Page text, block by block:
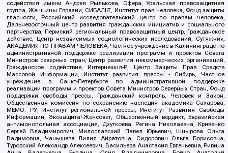
содействия имени Андрея Рылькова, Сфера, Уральская правозащитная
группа, Женщины Евразии, СИБАЛЬТ, Институт прав человека, Фонд защиты
гласности, Российский исследовательский центр по правам человека,
Дальневосточный центр развития гражданских инициатив и социального
партнерства, Пермский региональный правозащитный центр, Гражданское
действие, Центр независимых социологических исследований, Сутяжник,
АКАДЕМИЯ ПО ПРАВАМ ЧЕЛОВЕКА, Частное учреждение в Калининграде по
административной поддержке реализации программ и проектов Совета
Министров северных стран, Центр развития некоммерческих организаций,
Гражданское содействие, Интернешнл-Р, Центр Защиты Прав Средств
Массовой Информации, Институт развития прессы - Сибирь, Частное
учреждение в Санкт-Петербурге по административной поддержке
реализации программ и проектов Совета Министров Северных Стран, Фонд
поддержки свободы прессы, Гражданский контроль, Человек и Закон,
Общественная комиссия по сохранению наследия академика Сахарова,
МЕМО. РУ, Институт региональной прессы, Институт Развития Свободы
Информации, Экозащита!-Женсовет, Общественный вердикт, Евразийская
антимонопольная ассоциация, Дзугкоева Регина Николаевна, Кривенко
Сергей Владимирович, Милославский Павел Юрьевич, Шнырова Ольга
Вадимовна, Чанышева Лилия Айратовна, Сидорович Ольга Борисовна,
Туровский Александр Алексеевич, Васильева Анастасия Евгеньевна, Ривина